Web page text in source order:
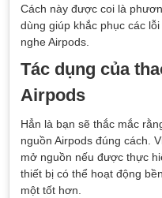
Cách này được coi là
dùng giúp khắc phục các
nghe Airpods.
Tác dụng của
Airpods
Hẳn là bạn sẽ thắc mắc
nguồn Airpods đúng cách.
mở nguồn nếu được thực
thiết bị có thể hoạt động
một tốt hơn.